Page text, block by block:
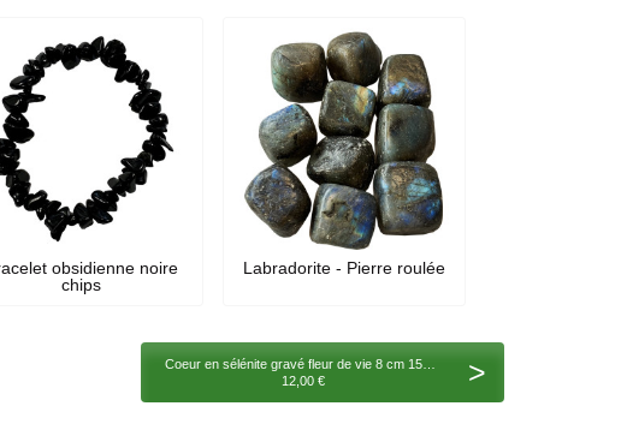
obsidienne noire
chips
Labradorite - Pierre roulée
Coeur en sélénite gravé fleur de vie 8 cm 154 gr
12,00 €
>